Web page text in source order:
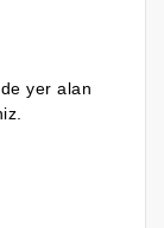
yer alan